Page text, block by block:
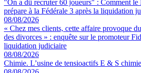
"On a dû recruter 60 joueurs" : Comment
prépare à la Fédérale 3 après la liquidation
08/08/2026
« Chez mes clients, cette affaire provoque
des divorces » : enquête sur le promoteur
liquidation judiciaire
08/08/2026
Chimie. L’usine de tensioactifs E & S